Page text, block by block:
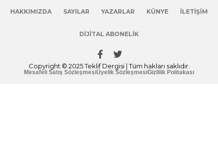
HAKKIMIZDA SAYILAR YAZARLAR KÜNYE İLETIŞIM
DIJITAL ABONELIK
Copyright © 2025 Teklif Dergisi | Tüm hakları saklıdır.
Mesafeli Satış SözleşmesiÜyelik SözleşmesiGizlilik Politakası